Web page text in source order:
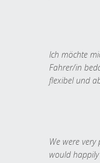
Ich möchte
Fahrer/in
flexibel und
We were
would